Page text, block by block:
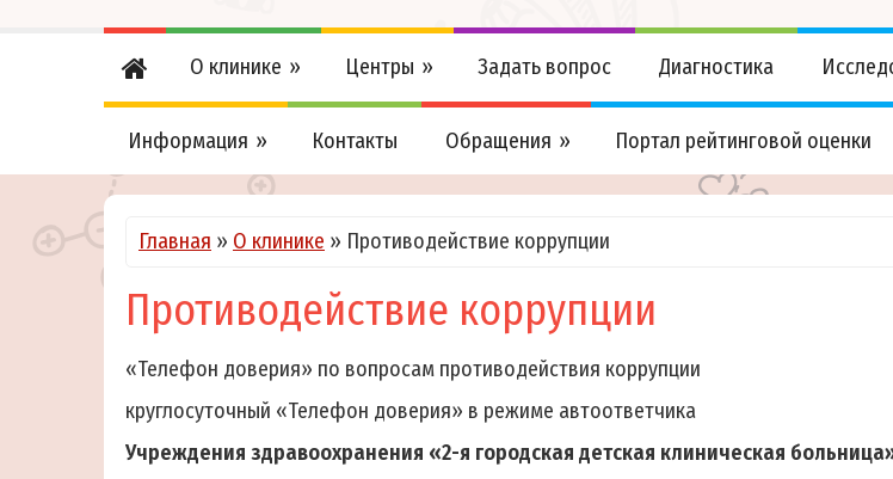
О клинике Центры Задать вопрос Диагностика
Информация Контакты Обращения Портал рейтинговой оценки
Главная » О клинике » Противодействие коррупции
Противодействие коррупции
«Телефон доверия» по вопросам противодействия коррупции
круглосуточный «Телефон доверия» в режиме автоответчика
Учреждения здравоохранения «2-я городская детская клиническая